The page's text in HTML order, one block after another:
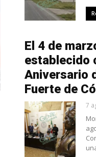
El 4 de
establecido
Aniversario
Fuerte de
7